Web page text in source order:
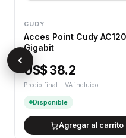
CUDY
Acces Point Cudy
Gigabit
US$ 38.2
Precio final · IVA incluido
Disponible
Agregar al carrito